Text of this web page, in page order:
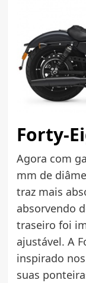
Forty-
Agora com
mm de
traz mais
absorvendo
traseiro foi
ajustável. A
inspirado
suas